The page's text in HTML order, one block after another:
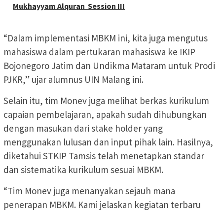
Mukhayyam Alquran Session III
“Dalam implementasi MBKM ini, kita juga mengutus
mahasiswa dalam pertukaran mahasiswa ke IKIP
Bojonegoro Jatim dan Undikma Mataram untuk Prodi
PJKR,” ujar alumnus UIN Malang ini.
Selain itu, tim Monev juga melihat berkas kurikulum
capaian pembelajaran, apakah sudah dihubungkan
dengan masukan dari stake holder yang
menggunakan lulusan dan input pihak lain. Hasilnya,
diketahui STKIP Tamsis telah menetapkan standar
dan sistematika kurikulum sesuai MBKM.
“Tim Monev juga menanyakan sejauh mana
penerapan MBKM. Kami jelaskan kegiatan terbaru